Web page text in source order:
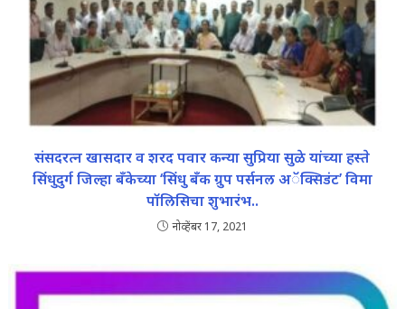
संसदरत्न खासदार व शरद पवार कन्या सुप्रिया सुळे यांच्या हस्ते
सिंधुदुर्ग जिल्हा बँकेच्या ‘सिंधु बँक ग्रुप पर्सनल अॅक्सिडंट’ विमा
पॉलिसिचा शुभारंभ..
नोव्हेंबर 17, 2021